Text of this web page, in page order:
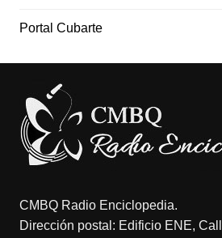
Portal Cubarte
CMBQ Radio Enciclopedia.
Dirección postal: Edificio ENE,